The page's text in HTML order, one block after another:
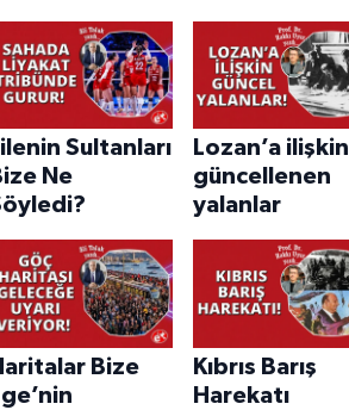
Sultanları
Ne
Lozan’a ilişkin
güncellenen
yalanlar
Bize
Kıbrıs Barış
Harekatı